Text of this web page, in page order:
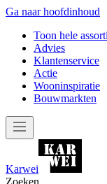
Ga naar hoofdinhoud
Toon hele
Advies
Klantenservice
Actie
Wooninspiratie
Bouwmarkten
Karwei
Zoeken